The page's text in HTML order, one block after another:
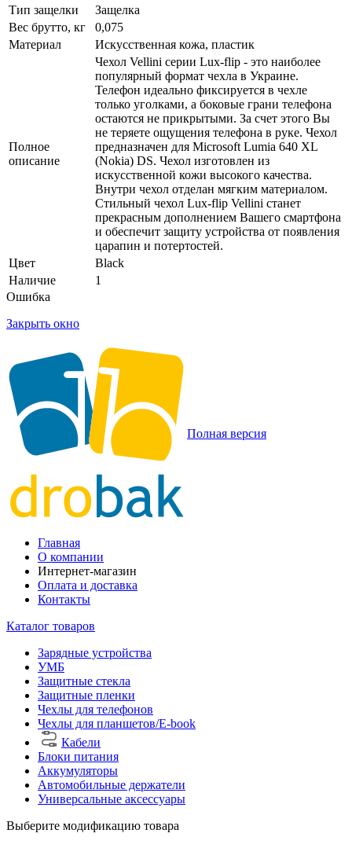
Тип защелки
Защелка
Вес брутто, кг
0,075
Материал
Искусственная кожа, пластик
Полное
описание
Чехол Vellini серии Lux-flip - это наиболее
популярный формат чехла в Украине.
Телефон идеально фиксируется в чехле
только уголками, а боковые грани телефона
остаются не прикрытыми. За счет этого Вы
не теряете ощущения телефона в руке. Чехол
предназначен для Microsoft Lumia 640 XL
(Nokia) DS. Чехол изготовлен из
искусственной кожи высокого качества.
Внутри чехол отделан мягким материалом.
Стильный чехол Lux-flip Vellini станет
прекрасным дополнением Вашего смартфона
и обеспечит защиту устройства от появления
царапин и потертостей.
Цвет
Black
Наличие
1
Ошибка
Закрыть окно
Полная версия
Главная
О компании
Интернет-магазин
Оплата и доставка
Контакты
Каталог товаров
Зарядные устройства
УМБ
Защитные стекла
Защитные пленки
Чехлы для телефонов
Чехлы для планшетов/E-book
Кабели
Блоки питания
Аккумуляторы
Автомобильные держатели
Универсальные аксессуары
Выберите модификацию товара